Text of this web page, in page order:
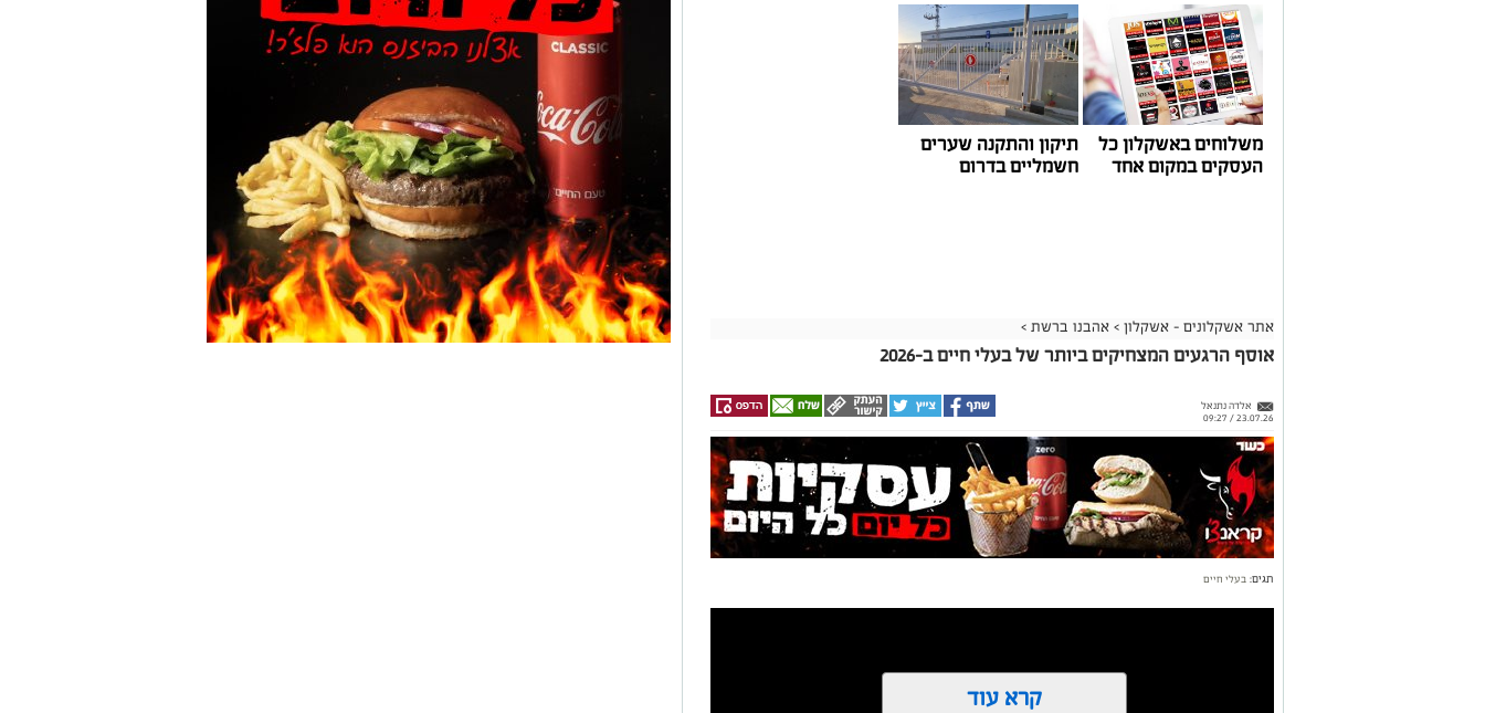
משלוחים באשקלון כל
העסקים במקום אחד
תיקון והתקנה שערים
חשמליים בדרום
אתר אשקלונים - אשקלון > אהבנו ברשת >
אוסף הרגעים המצחיקים ביותר של בעלי חיים ב-2026
אלדה נתנאל
23.07.26 / 09:27
תגים: בעלי חיים
קרא עוד